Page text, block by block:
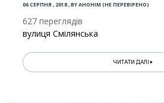
06 СЕРПНЯ , 2018,BYАНОНІМ (НЕ ПЕРЕВІРЕНО)
627 переглядів
вулиця Смілянська
ЧИТАТИ ДАЛІ